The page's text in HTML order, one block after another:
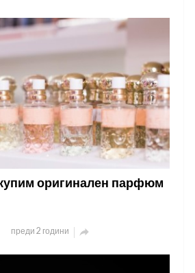
оригинален парфюм
преди 2 години 